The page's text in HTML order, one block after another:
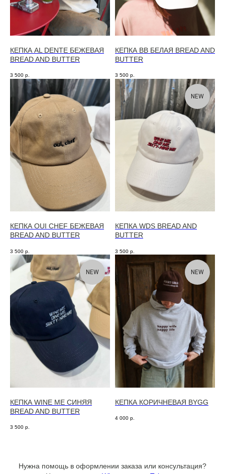
КЕПКА AL DENTE БЕЖЕВАЯ
BREAD AND BUTTER
3 500 р.
КЕПКА BB БЕЛАЯ BREAD AND
BUTTER
3 500 р.
КЕПКА OUI CHEF БЕЖЕВАЯ
BREAD AND BUTTER
3 500 р.
NEW
КЕПКА WDS BREAD AND
BUTTER
3 500 р.
NEW
КЕПКА WINE ME СИНЯЯ
BREAD AND BUTTER
3 500 р.
NEW
КЕПКА КОРИЧНЕВАЯ BYGG
4 000 р.
Нужна помощь в оформлении заказа или консультация?